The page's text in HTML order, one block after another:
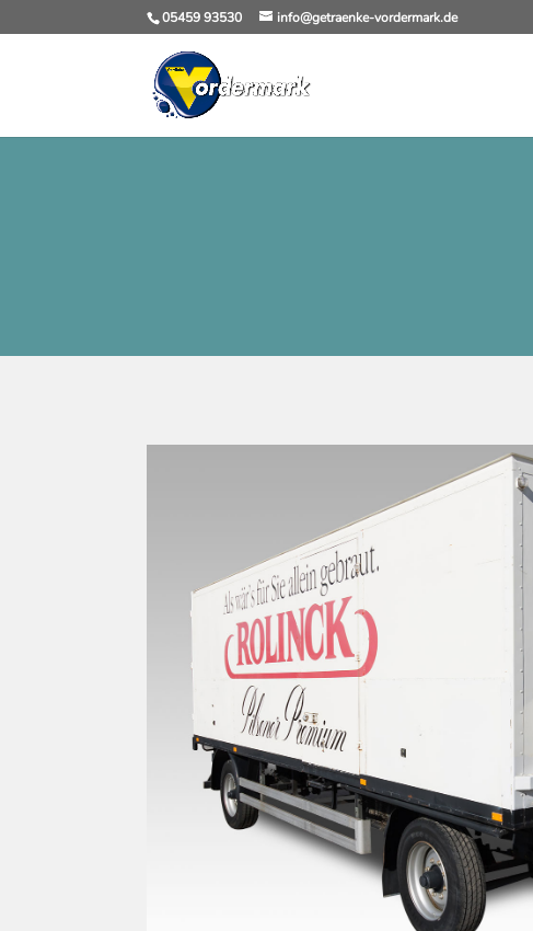
05459 93530 info@getraenke-vordermark.de